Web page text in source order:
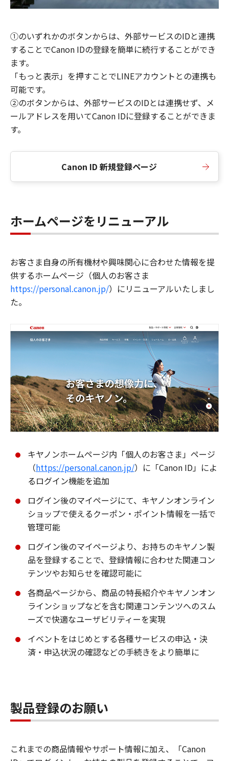
①のいずれかのボタンからは、外部サービスのIDと連携
することでCanon IDの登録を簡単に続行することができ
ます。
「もっと表示」を押すことでLINEアカウントとの連携も
可能です。
②のボタンからは、外部サービスのIDとは連携せず、メ
ールアドレスを用いてCanon IDに登録することができま
す。
Canon ID 新規登録ページ
ホームページをリニューアル
お客さま自身の所有機材や興味関心に合わせた情報を提
供するホームページ（個人のお客さま
https://personal.canon.jp/）にリニューアルいたしまし
た。
キヤノンホームページ内「個人のお客さま」ページ
（https://personal.canon.jp/）に「Canon ID」によ
るログイン機能を追加
ログイン後のマイページにて、キヤノンオンライン
ショップで使えるクーポン・ポイント情報を一括で
管理可能
ログイン後のマイページより、お持ちのキヤノン製
品を登録することで、登録情報に合わせた関連コン
テンツやお知らせを確認可能に
各商品ページから、商品の特長紹介やキヤノンオン
ラインショップなどを含む関連コンテンツへのスム
ーズで快適なユーザビリティーを実現
イベントをはじめとする各種サービスの申込・決
済・申込状況の確認などの手続きをより簡単に
製品登録のお願い
これまでの商品情報やサポート情報に加え、「Canon